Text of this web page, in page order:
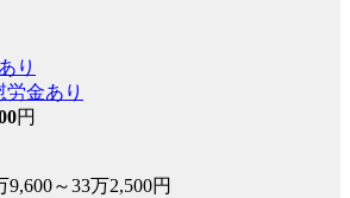
り
労金あり
円
～33万2,500円